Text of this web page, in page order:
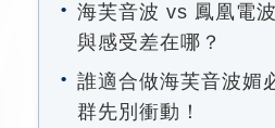
海芙音波 vs 鳳凰電
與感受差在哪？
誰適合做海芙音波媚
群先別衝動！